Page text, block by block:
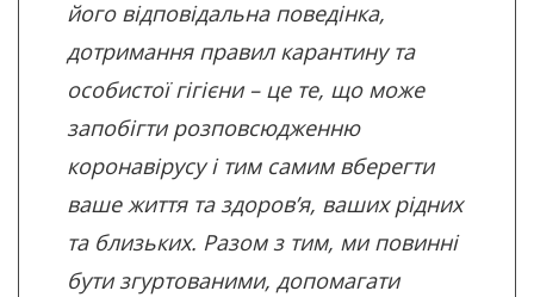
його відповідальна поведінка,
дотримання правил карантину та
особистої гігієни – це те, що може
запобігти розповсюдженню
коронавірусу і тим самим вберегти
ваше життя та здоров’я, ваших рідних
та близьких. Разом з тим, ми повинні
бути згуртованими, допомагати